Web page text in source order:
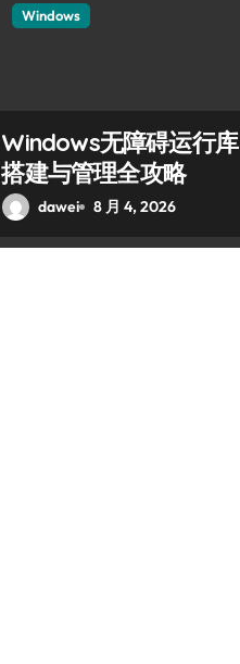
Windows
Windows无障碍运行库
搭建与管理全攻略
dawei 8 月 4, 2026